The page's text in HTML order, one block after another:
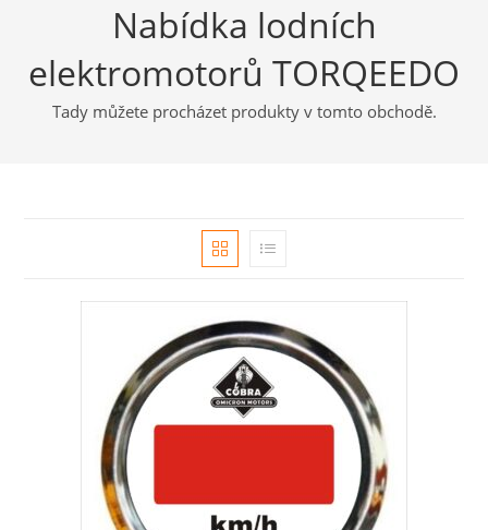
Nabídka lodních
elektromotorů TORQEEDO
Tady můžete procházet produkty v tomto obchodě.